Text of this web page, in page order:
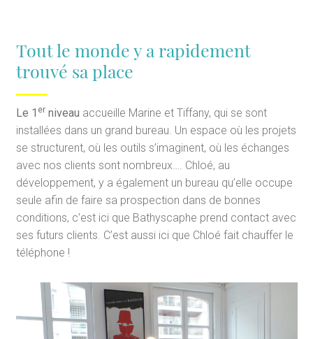
Tout le monde y a rapidement
trouvé sa place
Le 1 erniveau accueille Marine et Tiffany, qui se sont
installées dans un grand bureau. Un espace où les projets
se structurent, où les outils s’imaginent, où les échanges
avec nos clients sont nombreux…. Chloé, au
développement, y a également un bureau qu’elle occupe
seule afin de faire sa prospection dans de bonnes
conditions, c’est ici que Bathyscaphe prend contact avec
ses futurs clients. C’est aussi ici que Chloé fait chauffer le
téléphone !